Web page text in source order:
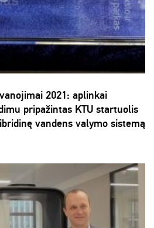
2021: aplinkai
pripažintas KTU startuolis
vandens valymo sistemą